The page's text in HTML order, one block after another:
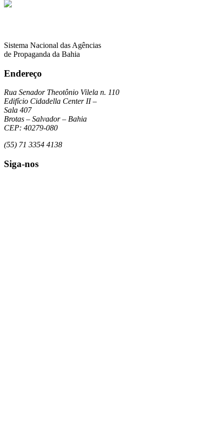
Sistema Nacional das Agências
de Propaganda da Bahia
Endereço
Rua Senador Theotônio Vilela n. 110
Edifício Cidadella Center II –
Sala 407
Brotas – Salvador – Bahia
CEP: 40279-080
(55) 71 3354 4138
Siga-nos